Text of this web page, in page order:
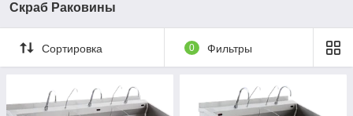
Скраб Раковины
Сортировка 0 Фильтры